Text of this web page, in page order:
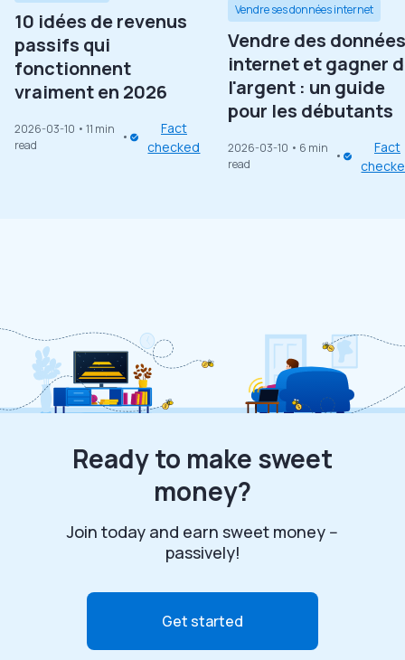
10 idées de revenus
passifs qui
fonctionnent
vraiment en 2026
2026-03-10 • 11 min
read
Fact
checked
Vendre ses données internet
Vendre des données
internet et gagner
l'argent : un guide
pour les débutants
2026-03-10 • 6 min
read
Fact
Ready to make sweet
money?
Join today and earn sweet money --
passively!
Get started